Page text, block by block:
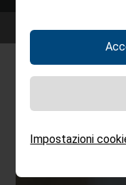
Impostazioni